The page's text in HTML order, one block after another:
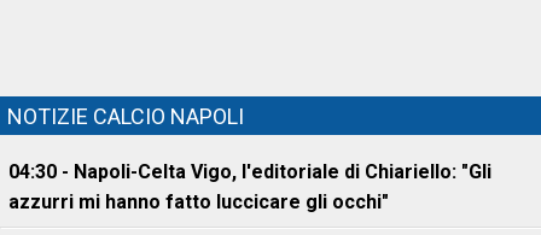
NOTIZIE CALCIO NAPOLI
04:30 - Napoli-Celta Vigo, l'editoriale di Chiariello: "Gli
azzurri mi hanno fatto luccicare gli occhi"